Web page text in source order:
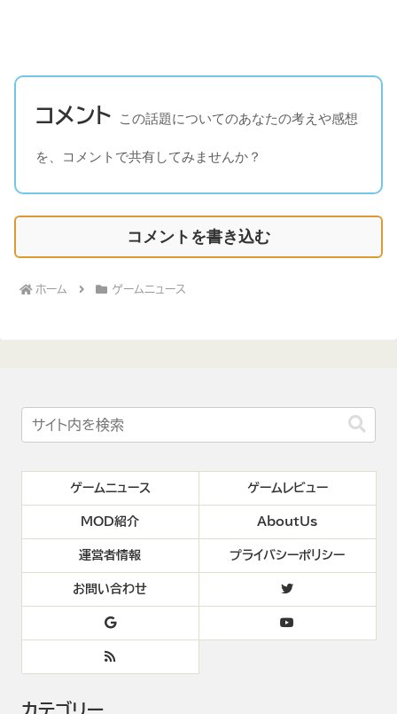
コメント この話題についてのあなたの考えや感想
を、コメントで共有してみませんか？
コメントを書き込む
ホーム ゲームニュース
ゲームニュース ゲームレビュー
MOD紹介 AboutUs
運営者情報 プライバシーポリシー
お問い合わせ
カテゴリー